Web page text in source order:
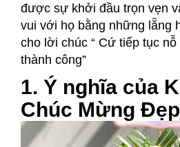
được sự khởi đầu trọn vẹn
vui với họ bằng những lẵng
cho lời chúc “ Cứ tiếp tục
thành công”
1. Ý nghĩa của
Chúc Mừng Đẹp